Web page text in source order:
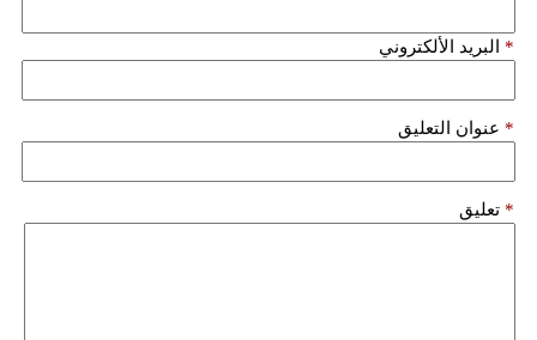
البريد الألكتروني *
عنوان التعليق *
تعليق *